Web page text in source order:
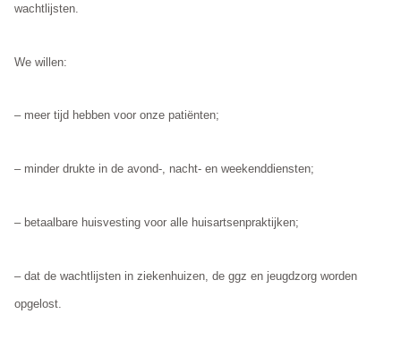
wachtlijsten.
We willen:
– meer tijd hebben voor onze patiënten;
– minder drukte in de avond-, nacht- en weekenddiensten;
– betaalbare huisvesting voor alle huisartsenpraktijken;
– dat de wachtlijsten in ziekenhuizen, de ggz en jeugdzorg worden
opgelost.